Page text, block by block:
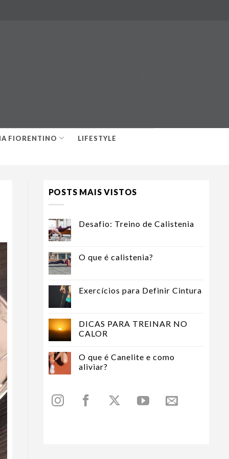
FIORENTINO LIFESTYLE
POSTS MAIS VISTOS
Desafio: Treino de Calistenia
O que é calistenia?
Exercícios para Definir Cintura
DICAS PARA TREINAR NO
CALOR
O que é Canelite e como
aliviar?